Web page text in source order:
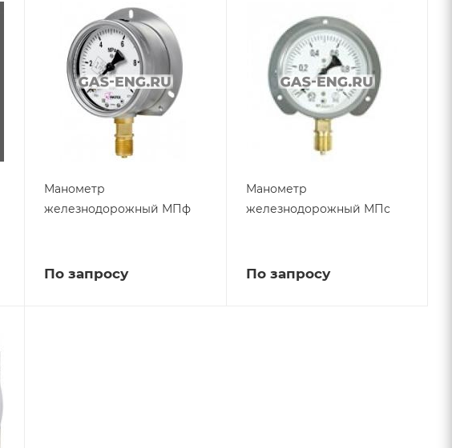
Манометр
железнодорожный МПф
По запросу
Манометр
железнодорожный МПс
По запросу